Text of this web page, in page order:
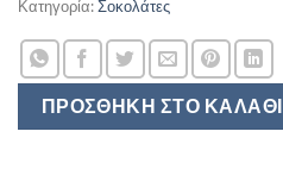
ΠΡΟΣΘΉΚΗ ΣΤΟ ΚΑΛΆΘΙ
Κατηγορία:Σοκολάτες